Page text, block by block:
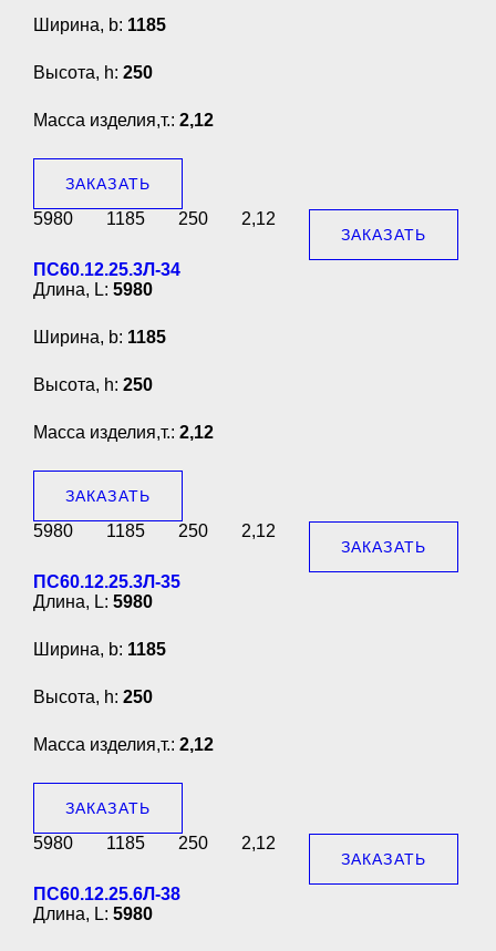
Ширина, b: 1185
Высота, h: 250
Масса изделия,т.: 2,12
ЗАКАЗАТЬ
5980 1185 250 2,12
ЗАКАЗАТЬ
ПС60.12.25.3Л-34
Длина, L: 5980
Ширина, b: 1185
Высота, h: 250
Масса изделия,т.: 2,12
ЗАКАЗАТЬ
5980 1185 250 2,12
ЗАКАЗАТЬ
ПС60.12.25.3Л-35
Длина, L: 5980
Ширина, b: 1185
Высота, h: 250
Масса изделия,т.: 2,12
ЗАКАЗАТЬ
5980 1185 250 2,12
ЗАКАЗАТЬ
ПС60.12.25.6Л-38
Длина, L: 5980